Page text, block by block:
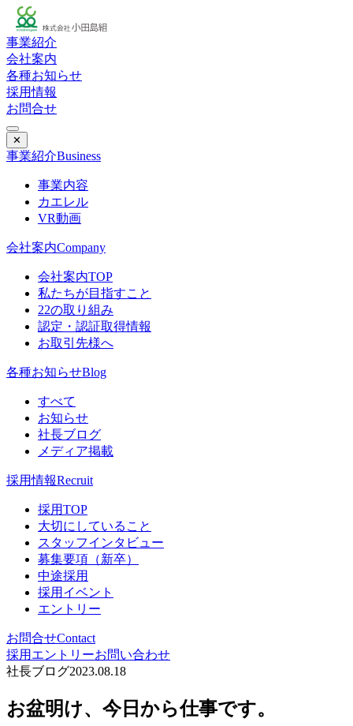
事業紹介
会社案内
各種お知らせ
採用情報
お問合せ
✕
事業紹介Business
事業内容
カエレル
VR動画
会社案内Company
会社案内TOP
私たちが目指すこと
22の取り組み
認定・認証取得情報
お取引先様へ
各種お知らせBlog
すべて
お知らせ
社長ブログ
メディア掲載
採用情報Recruit
採用TOP
大切にしていること
スタッフインタビュー
募集要項（新卒）
中途採用
採用イベント
エントリー
お問合せContact
採用エントリーお問い合わせ
社長ブログ2023.08.18
お盆明け、今日から仕事です。